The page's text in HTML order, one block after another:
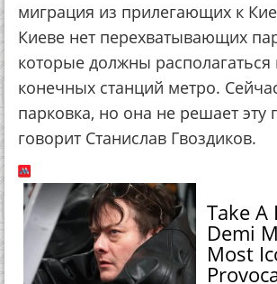
миграция из прилегающих к
Киеве нет перехватывающих
которые должны располагаться
конечных станций метро.
парковка, но она не решает эту
говорит Станислав Гвоздиков.
Take A
Demi
Most